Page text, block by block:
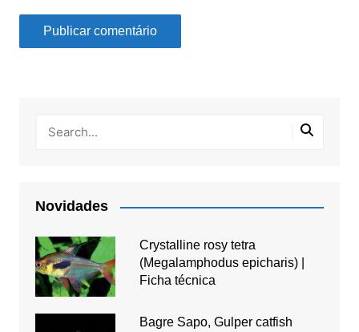
Novidades
Crystalline rosy tetra
(Megalamphodus epicharis) |
Ficha técnica
Bagre Sapo, Gulper catfish